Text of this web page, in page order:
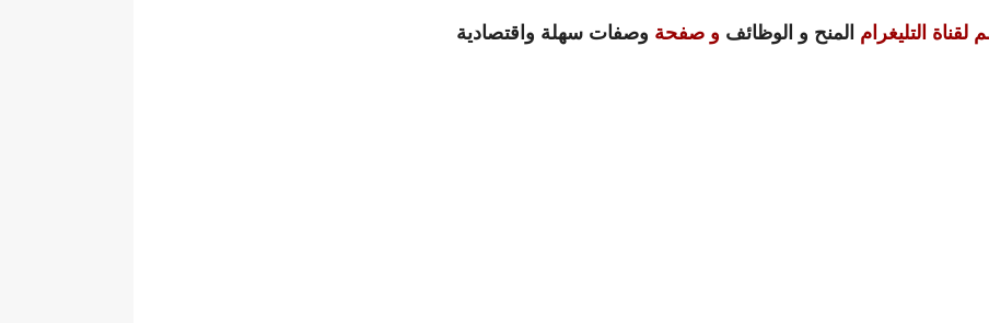
لقناة التليغرام المنح و الوظائف و صفحة وصفات سهلة واقتصادية